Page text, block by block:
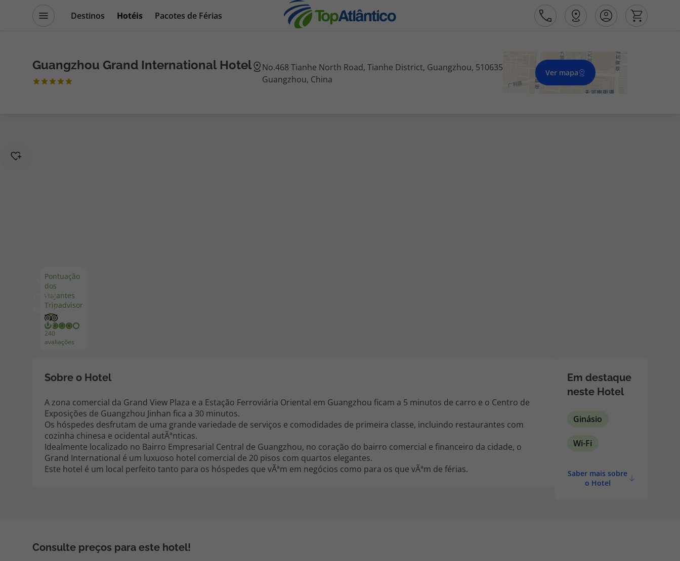
Destinos Hotéis
Pacotes de Férias
Disneyland ® Paris
Área de Cliente
Guangzhou Grand International Hotel
No.468 Tianhe North Road, Tianhe District, Guangzhou, 510635
Guangzhou, China
Ver mapa
Pontuação
dos
viajantes
Tripadvisor
240
avaliações
Ver
mais
fotos
(20)
Sobre o Hotel
A zona comercial da Grand View Plaza e a Estação Ferroviária Oriental em Guangzhou ficam a 5 minutos de carro e o Centro de
Exposições de Guangzhou Jinhan fica a 30 minutos.
Os hóspedes desfrutam de uma grande variedade de serviços e comodidades de primeira classe, incluindo restaurantes com
cozinha chinesa e ocidental autÃªnticas.
Idealmente localizado no Bairro Empresarial Central de Guangzhou, no coração do bairro comercial e financeiro da cidade, o
Grand International é um luxuoso hotel comercial de 20 pisos com quartos elegantes.
Este hotel é um local perfeito tanto para os hóspedes que vÃªm em negócios como para os que vÃªm de férias.
Em destaque
neste Hotel
Ginásio
Wi-Fi
Saber mais sobre
o Hotel
Consulte preços para este hotel!